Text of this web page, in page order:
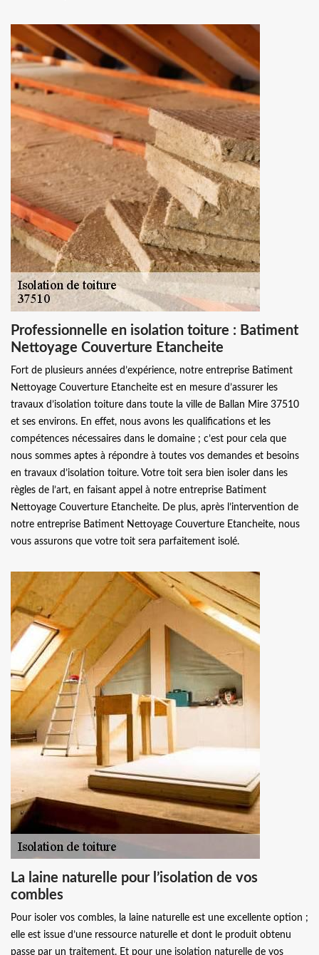
Professionnelle en isolation toiture : Batiment
Nettoyage Couverture Etancheite
Fort de plusieurs années d’expérience, notre entreprise Batiment
Nettoyage Couverture Etancheite est en mesure d’assurer les
travaux d’isolation toiture dans toute la ville de Ballan Mire 37510
et ses environs. En effet, nous avons les qualifications et les
compétences nécessaires dans le domaine ; c’est pour cela que
nous sommes aptes à répondre à toutes vos demandes et besoins
en travaux d’isolation toiture. Votre toit sera bien isoler dans les
règles de l’art, en faisant appel à notre entreprise Batiment
Nettoyage Couverture Etancheite. De plus, après l’intervention de
notre entreprise Batiment Nettoyage Couverture Etancheite, nous
vous assurons que votre toit sera parfaitement isolé.
La laine naturelle pour l’isolation de vos
combles
Pour isoler vos combles, la laine naturelle est une excellente option ;
elle est issue d’une ressource naturelle et dont le produit obtenu
passe par un traitement. Et pour une isolation naturelle de vos